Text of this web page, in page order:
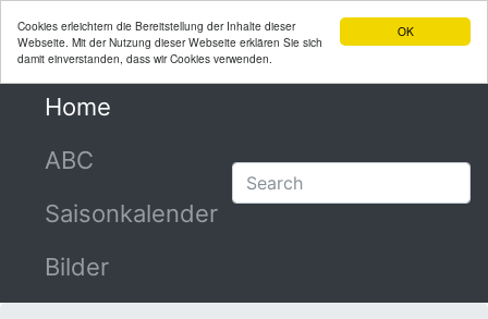
OK
Cookies erleichtern die Bereitstellung der Inhalte dieser
Webseite. Mit der Nutzung dieser Webseite erklären Sie sich
damit einverstanden, dass wir Cookies verwenden.
Home
ABC
Saisonkalender
Bilder